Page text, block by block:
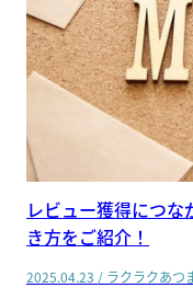
レビュー獲得につ
き方をご紹介！
2025.04.23 / ラクラクあつ